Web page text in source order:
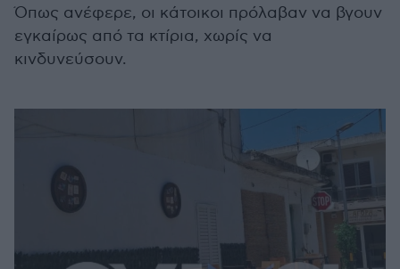
Όπως ανέφερε, οι κάτοικοι πρόλαβαν να βγουν
εγκαίρως από τα κτίρια, χωρίς να
κινδυνεύσουν.